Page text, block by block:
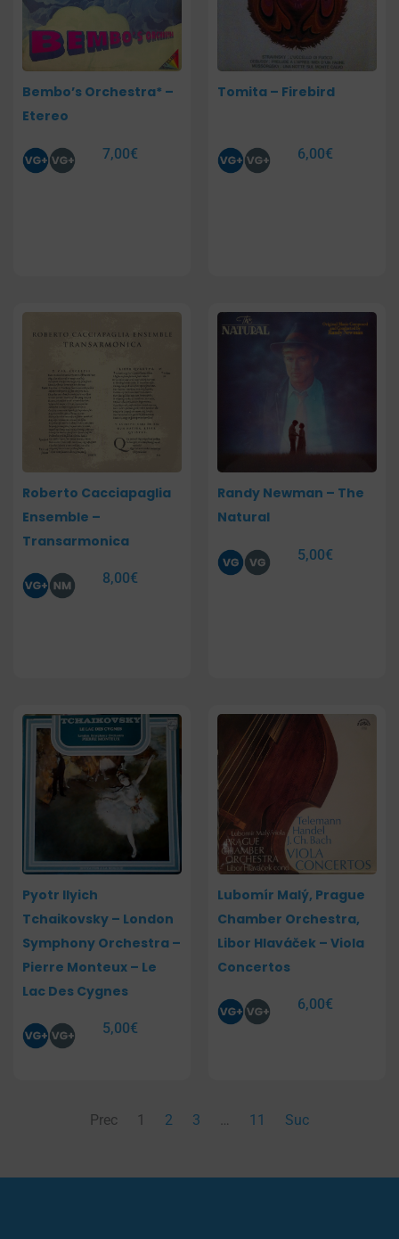
Bembo’s Orchestra* –
Etereo
7,00€
Tomita – Firebird
6,00€
Roberto Cacciapaglia
Ensemble –
Transarmonica
8,00€
Randy Newman – The
Natural
5,00€
Pyotr Ilyich
Tchaikovsky – London
Symphony Orchestra –
Pierre Monteux – Le
Lac Des Cygnes
5,00€
Lubomír Malý, Prague
Chamber Orchestra,
Libor Hlaváček – Viola
Concertos
6,00€
Prec 1 2 3 … 11 Suc